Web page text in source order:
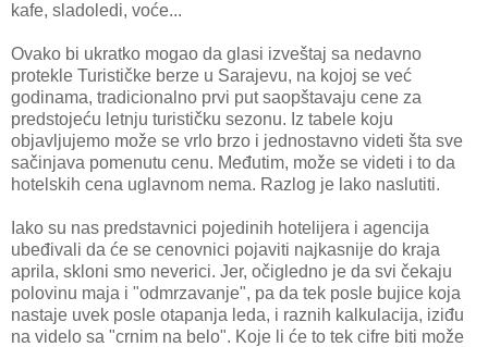
kafe, sladoledi, voće...
Ovako bi ukratko mogao da glasi izveštaj sa nedavno
protekle Turističke berze u Sarajevu, na kojoj se već
godinama, tradicionalno prvi put saopštavaju cene za
predstojeću letnju turističku sezonu. Iz tabele koju
objavljujemo može se vrlo brzo i jednostavno videti šta sve
sačinjava pomenutu cenu. Međutim, može se videti i to da
hotelskih cena uglavnom nema. Razlog je lako naslutiti.
Iako su nas predstavnici pojedinih hotelijera i agencija
ubeđivali da će se cenovnici pojaviti najkasnije do kraja
aprila, skloni smo neverici. Jer, očigledno je da svi čekaju
polovinu maja i "odmrzavanje", pa da tek posle bujice koja
nastaje uvek posle otapanja leda, i raznih kalkulacija, iziđu
na videlo sa "crnim na belo". Koje li će to tek cifre biti može